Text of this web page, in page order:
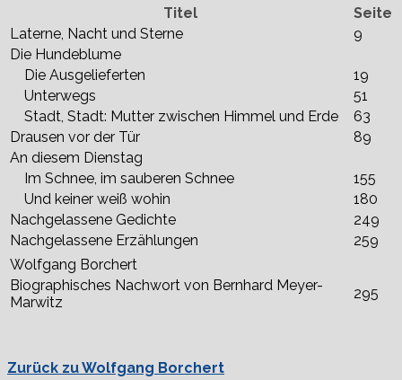
Titel
Seite
Laterne, Nacht und Sterne
9
Die Hundeblume
Die Ausgelieferten
19
Unterwegs
51
Stadt, Stadt: Mutter zwischen Himmel und Erde
63
Drausen vor der Tür
89
An diesem Dienstag
Im Schnee, im sauberen Schnee
155
Und keiner weiß wohin
180
Nachgelassene Gedichte
249
Nachgelassene Erzählungen
259
Wolfgang Borchert
Biographisches Nachwort von Bernhard Meyer-
Marwitz
295
Zurück zu Wolfgang Borchert